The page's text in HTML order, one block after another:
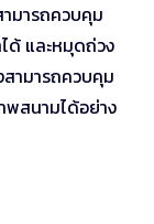
มารถควบคุม
ด้ และหมุดถ่วง
ามารถควบคุม
พสนามได้อย่าง